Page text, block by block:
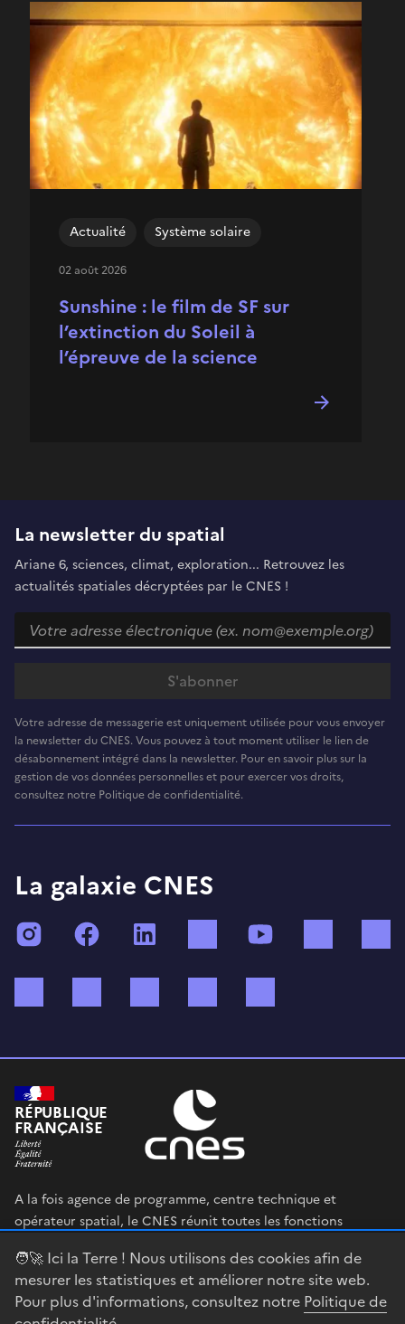
🧑‍🚀 Ici la Terre ! Nous utilisons des cookies afin de
mesurer les statistiques et améliorer notre site web.
Pour plus d'informations, consultez notre Politique de
Sunshine : le film de SF sur
l’extinction du Soleil à
l’épreuve de la science
Actualité Système solaire
02 août 2026
La newsletter du spatial
Ariane 6, sciences, climat, exploration... Retrouvez les
actualités spatiales décryptées par le CNES !
Votre adresse de messagerie est uniquement utilisée pour vous envoyer
la newsletter du CNES. Vous pouvez à tout moment utiliser le lien de
désabonnement intégré dans la newsletter. Pour en savoir plus sur la
gestion de vos données personnelles et pour exercer vos droits,
consultez notre Politique de confidentialité.
La galaxie CNES
InstagramFacebook TikTok
RÉPUBLIQUE
FRANÇAISE
A la fois agence de programme, centre technique et
opérateur spatial, le CNES réunit toutes les fonctions
en œuvre sa stratégie spatiale.
legifrance.gouv.fr gouvernement.fr